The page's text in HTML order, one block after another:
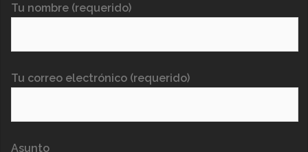
Tu nombre (requerido)
Tu correo electrónico (requerido)
Asunto